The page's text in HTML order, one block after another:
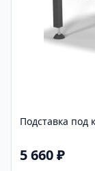
Подставка под
5 660 ₽